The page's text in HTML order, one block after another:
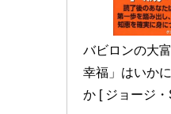
バビロンの大
幸福」はいか
か [ ジョージ